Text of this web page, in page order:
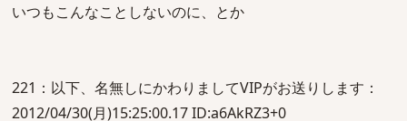
いつもこんなことしないのに、とか
221：以下、名無しにかわりましてVIPがお送りします：
2012/04/30(月)15:25:00.17 ID:a6AkRZ3+0